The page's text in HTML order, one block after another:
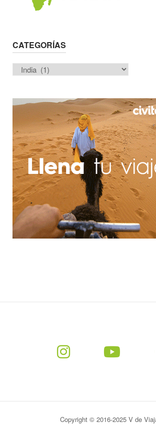
CATEGORÍAS
Categorías
Copyright © 2016-2025 V de